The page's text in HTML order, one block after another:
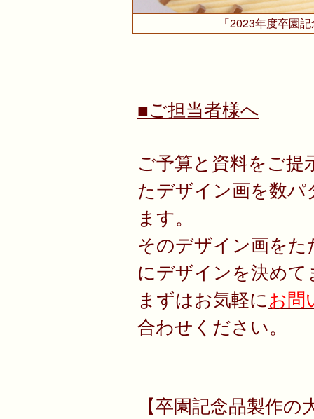
「2023年度卒園
■ご担当者様へ
ご予算と資料をご
たデザイン画を数
ます。
そのデザイン画を
にデザインを決め
まずはお気軽にお問
合わせください。
【卒園記念品製作